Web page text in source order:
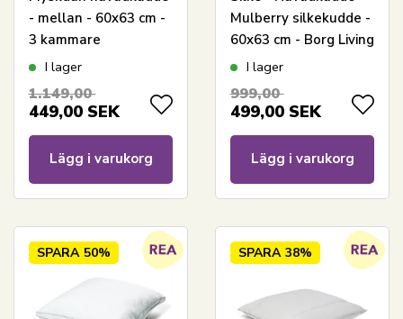
- mellan - 60x63 cm -
3 kammare
huvudkudde - Borg
I lager
1.149,00
449,00 SEK
Lägg i varukorg
Mulberry silkekudde -
60x63 cm - Borg Living
I lager
999,00
499,00 SEK
Lägg i varukorg
SPARA 50% SPARA 38%